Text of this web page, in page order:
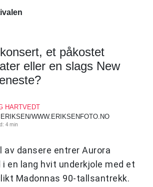
et påkostet
eller en slags New
HARTVEDT
WWW.ERIKSENFOTO.NO
4 min
av dansere entrer Aurora
i en lang hvit underkjole med et
Madonnas 90-tallsantrekk.